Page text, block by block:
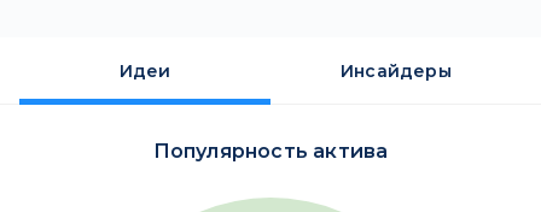
Идеи Инсайдеры
Популярность актива